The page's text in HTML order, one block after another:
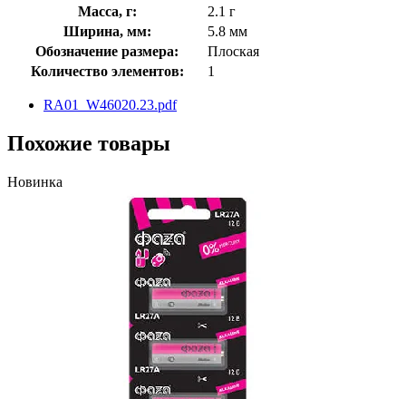
Масса, г:
2.1 г
Ширина, мм:
5.8 мм
Обозначение размера:
Плоская
Количество элементов:
1
RA01_W46020.23.pdf
Похожие товары
Новинка